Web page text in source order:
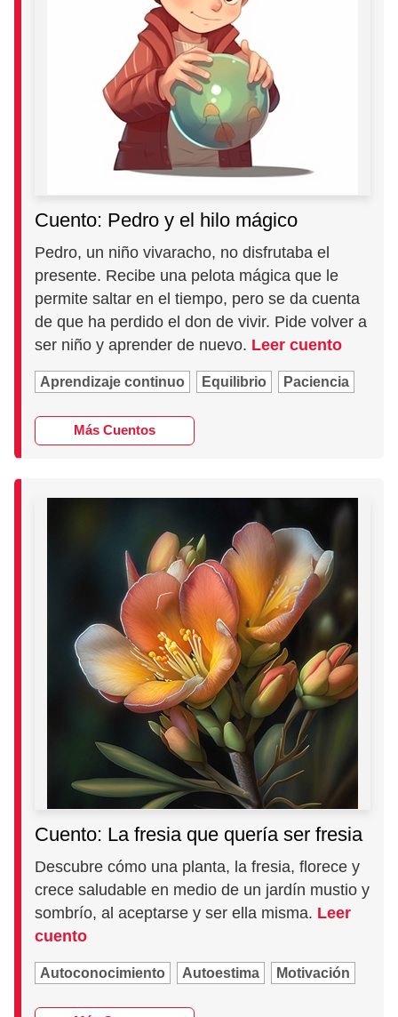
Cuento: Pedro y el hilo mágico
Pedro, un niño vivaracho, no disfrutaba el
presente. Recibe una pelota mágica que le
permite saltar en el tiempo, pero se da cuenta
de que ha perdido el don de vivir. Pide volver a
ser niño y aprender de nuevo. Leer cuento
Aprendizaje continuo Equilibrio Paciencia
Más Cuentos
Cuento: La fresia que quería ser fresia
Descubre cómo una planta, la fresia, florece y
crece saludable en medio de un jardín mustio y
sombrío, al aceptarse y ser ella misma. Leer
cuento
Autoconocimiento Autoestima Motivación